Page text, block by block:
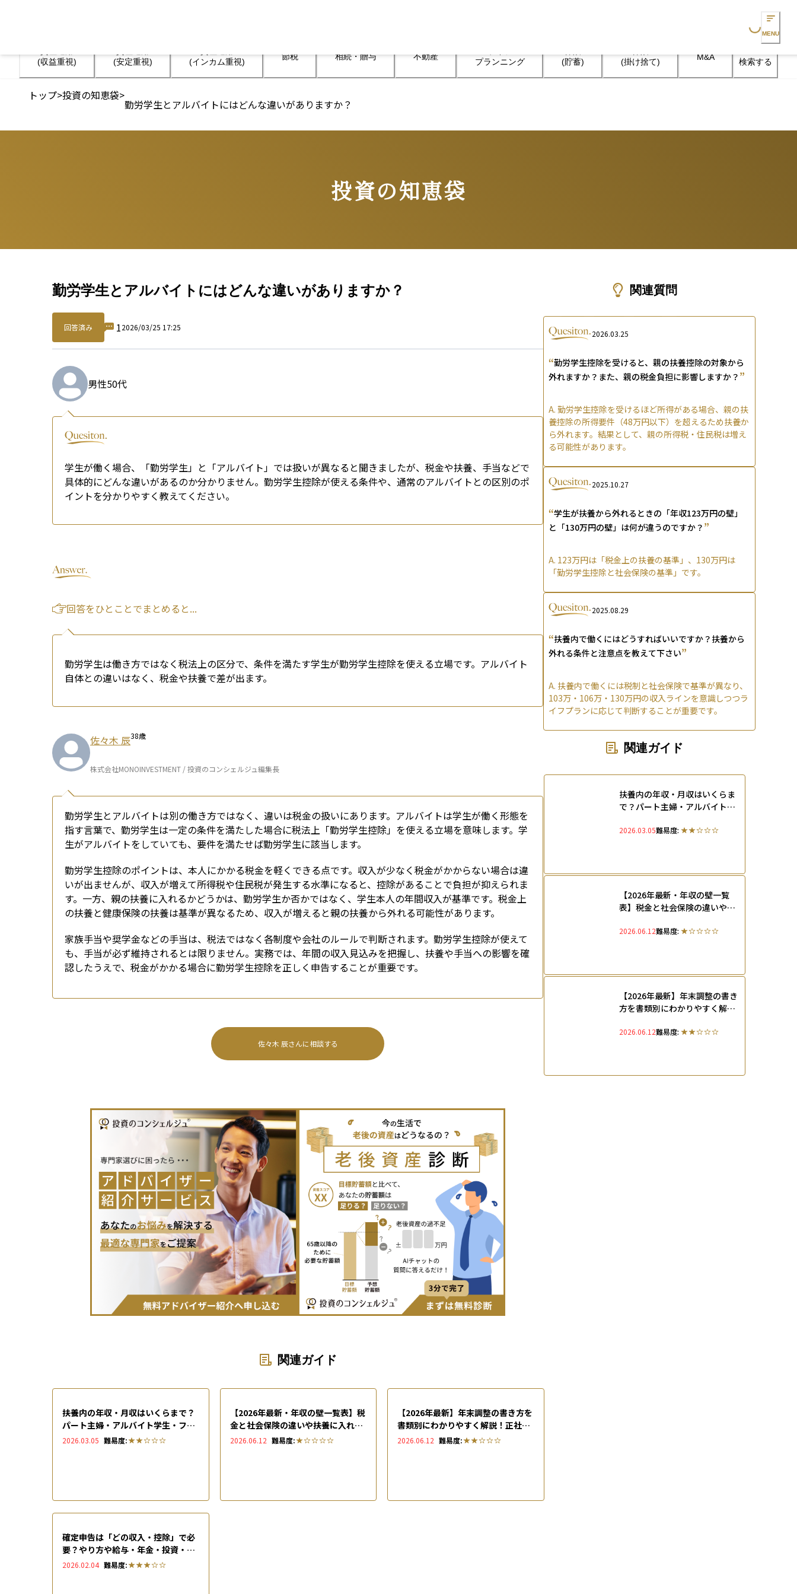
Loading... MENU
(収益重視)
(安定重視)
(インカム重視)
節税 相続・贈与 不動産
プランニング
(貯蓄)
(掛け捨て)
M&A 検索する
トップ>投資の知恵袋>
勤労学生とアルバイトにはどんな違いがありますか？
投資の知恵袋
Questions
勤労学生とアルバイトにはどんな違いがありますか？
回答済み 12026/03/25 17:25
男性50代
学生が働く場合、「勤労学生」と「アルバイト」では扱いが異なると聞きましたが、税金や扶養、手当などで
具体的にどんな違いがあるのか分かりません。勤労学生控除が使える条件や、通常のアルバイトとの区別のポ
イントを分かりやすく教えてください。
回答をひとことでまとめると...
勤労学生は働き方ではなく税法上の区分で、条件を満たす学生が勤労学生控除を使える立場です。アルバイト
自体との違いはなく、税金や扶養で差が出ます。
佐々木 辰38歳
株式会社MONOINVESTMENT / 投資のコンシェルジュ編集長
勤労学生とアルバイトは別の働き方ではなく、違いは税金の扱いにあります。アルバイトは学生が働く形態を
指す言葉で、勤労学生は一定の条件を満たした場合に税法上「勤労学生控除」を使える立場を意味します。学
生がアルバイトをしていても、要件を満たせば勤労学生に該当します。
勤労学生控除のポイントは、本人にかかる税金を軽くできる点です。収入が少なく税金がかからない場合は違
いが出ませんが、収入が増えて所得税や住民税が発生する水準になると、控除があることで負担が抑えられま
す。一方、親の扶養に入れるかどうかは、勤労学生か否かではなく、学生本人の年間収入が基準です。税金上
の扶養と健康保険の扶養は基準が異なるため、収入が増えると親の扶養から外れる可能性があります。
家族手当や奨学金などの手当は、税法ではなく各制度や会社のルールで判断されます。勤労学生控除が使えて
も、手当が必ず維持されるとは限りません。実務では、年間の収入見込みを把握し、扶養や手当への影響を確
認したうえで、税金がかかる場合に勤労学生控除を正しく申告することが重要です。
佐々木 辰さんに相談する
関連ガイド
扶養内の年収・月収はいくらまで？
パート主婦・アルバイト学生・フリ
ーランスごとに扶養の範囲を解説
2026.03.05 難易度:
【2026年最新・年収の壁一覧表】税
金と社会保険の違いや扶養に入れる
ための手続きを解説
2026.06.12 難易度:
【2026年最新】年末調整の書き方を
書類別にわかりやすく解説！正社員
共働き・パート・専業主婦別の注意
2026.06.12 難易度:
確定申告は「どの収入・控除」で必
要？やり方や給与・年金・投資・医
療費の判断基準をわかりやすく整理
2026.02.04 難易度:
関連質問
2026.03.25
“勤労学生控除を受けると、親の扶養控除の対象から
外れますか？また、親の税金負担に影響しますか？ ”
A. 勤労学生控除を受けるほど所得がある場合、親の扶
養控除の所得要件（48万円以下）を超えるため扶養か
ら外れます。結果として、親の所得税・住民税は増え
る可能性があります。
2025.10.27
“学生が扶養から外れるときの「年収123万円の壁」
と「130万円の壁」は何が違うのですか？ ”
A. 123万円は「税金上の扶養の基準」、130万円は
「勤労学生控除と社会保険の基準」です。
2025.08.29
“扶養内で働くにはどうすればいいですか？扶養から
外れる条件と注意点を教えて下さい”
A. 扶養内で働くには税制と社会保険で基準が異なり、
103万・106万・130万円の収入ラインを意識しつつラ
イフプランに応じて判断することが重要です。
関連ガイド
扶養内の年収・月収はいくらま
で？パート主婦・アルバイト学
範囲を解説
2026.03.05難易度:
【2026年最新・年収の壁一覧
表】税金と社会保険の違いや扶
2026.06.12難易度:
【2026年最新】年末調整の書き
方を書類別にわかりやすく解
業主婦別の注意点も網羅
2026.06.12難易度: